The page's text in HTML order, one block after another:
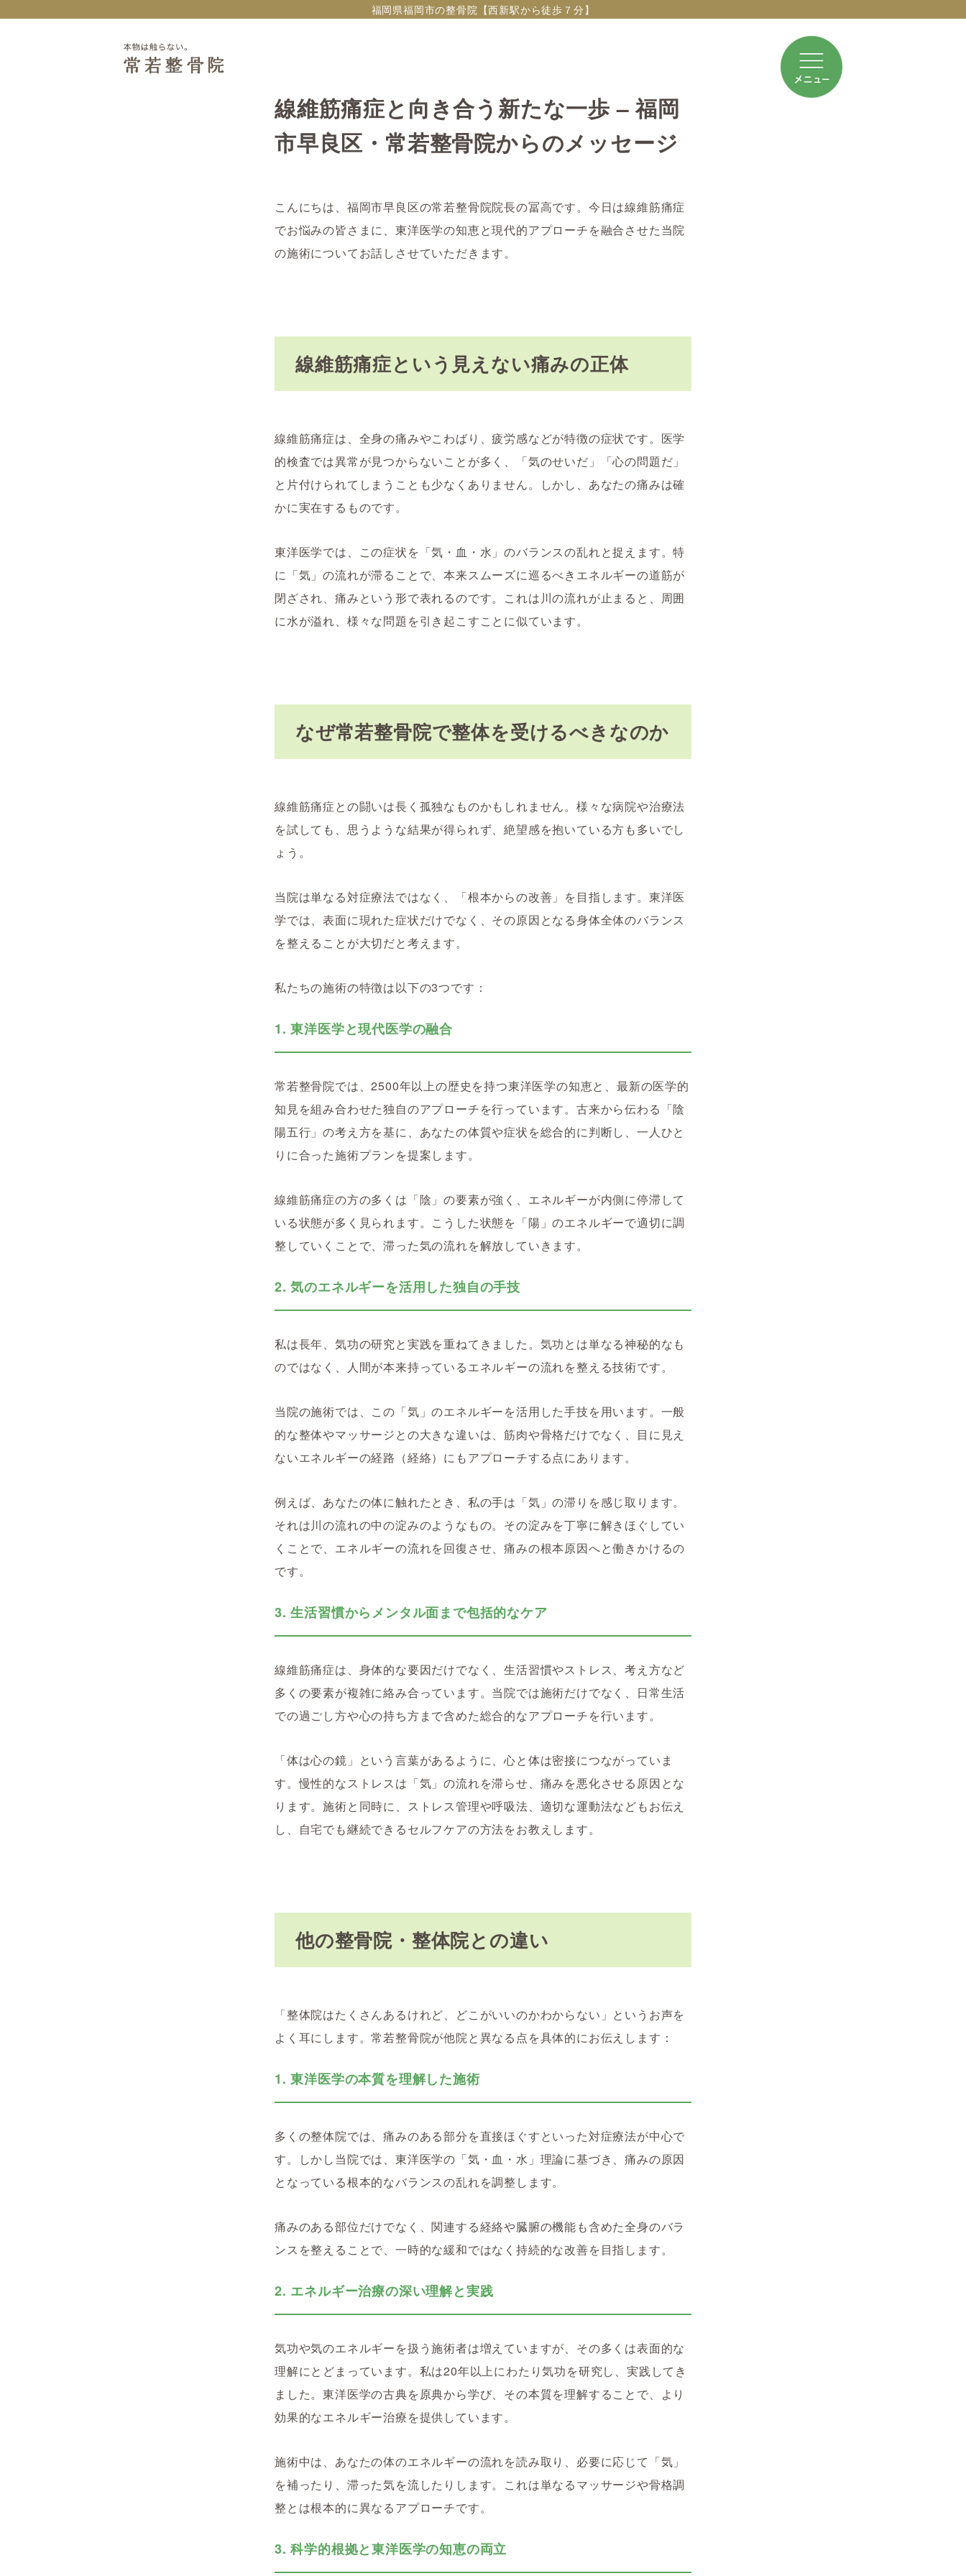
福岡県福岡市の整骨院【西新駅から徒歩７分】
線維筋痛症と向き合う新たな一歩 – 福岡
市早良区・常若整骨院からのメッセージ
こんにちは、福岡市早良区の常若整骨院院長の冨高です。今日は線維筋痛症
でお悩みの皆さまに、東洋医学の知恵と現代的アプローチを融合させた当院
の施術についてお話しさせていただきます。
線維筋痛症という見えない痛みの正体
線維筋痛症は、全身の痛みやこわばり、疲労感などが特徴の症状です。医学
的検査では異常が見つからないことが多く、「気のせいだ」「心の問題だ」
と片付けられてしまうことも少なくありません。しかし、あなたの痛みは確
かに実在するものです。
東洋医学では、この症状を「気・血・水」のバランスの乱れと捉えます。特
に「気」の流れが滞ることで、本来スムーズに巡るべきエネルギーの道筋が
閉ざされ、痛みという形で表れるのです。これは川の流れが止まると、周囲
に水が溢れ、様々な問題を引き起こすことに似ています。
なぜ常若整骨院で整体を受けるべきなのか
線維筋痛症との闘いは長く孤独なものかもしれません。様々な病院や治療法
を試しても、思うような結果が得られず、絶望感を抱いている方も多いでし
ょう。
当院は単なる対症療法ではなく、「根本からの改善」を目指します。東洋医
学では、表面に現れた症状だけでなく、その原因となる身体全体のバランス
を整えることが大切だと考えます。
私たちの施術の特徴は以下の3つです：
1. 東洋医学と現代医学の融合
常若整骨院では、2500年以上の歴史を持つ東洋医学の知恵と、最新の医学的
知見を組み合わせた独自のアプローチを行っています。古来から伝わる「陰
陽五行」の考え方を基に、あなたの体質や症状を総合的に判断し、一人ひと
りに合った施術プランを提案します。
線維筋痛症の方の多くは「陰」の要素が強く、エネルギーが内側に停滞して
いる状態が多く見られます。こうした状態を「陽」のエネルギーで適切に調
整していくことで、滞った気の流れを解放していきます。
2. 気のエネルギーを活用した独自の手技
私は長年、気功の研究と実践を重ねてきました。気功とは単なる神秘的なも
のではなく、人間が本来持っているエネルギーの流れを整える技術です。
当院の施術では、この「気」のエネルギーを活用した手技を用います。一般
的な整体やマッサージとの大きな違いは、筋肉や骨格だけでなく、目に見え
ないエネルギーの経路（経絡）にもアプローチする点にあります。
例えば、あなたの体に触れたとき、私の手は「気」の滞りを感じ取ります。
それは川の流れの中の淀みのようなもの。その淀みを丁寧に解きほぐしてい
くことで、エネルギーの流れを回復させ、痛みの根本原因へと働きかけるの
です。
3. 生活習慣からメンタル面まで包括的なケア
線維筋痛症は、身体的な要因だけでなく、生活習慣やストレス、考え方など
多くの要素が複雑に絡み合っています。当院では施術だけでなく、日常生活
での過ごし方や心の持ち方まで含めた総合的なアプローチを行います。
「体は心の鏡」という言葉があるように、心と体は密接につながっていま
す。慢性的なストレスは「気」の流れを滞らせ、痛みを悪化させる原因とな
ります。施術と同時に、ストレス管理や呼吸法、適切な運動法などもお伝え
し、自宅でも継続できるセルフケアの方法をお教えします。
他の整骨院・整体院との違い
「整体院はたくさんあるけれど、どこがいいのかわからない」というお声を
よく耳にします。常若整骨院が他院と異なる点を具体的にお伝えします：
1. 東洋医学の本質を理解した施術
多くの整体院では、痛みのある部分を直接ほぐすといった対症療法が中心で
す。しかし当院では、東洋医学の「気・血・水」理論に基づき、痛みの原因
となっている根本的なバランスの乱れを調整します。
痛みのある部位だけでなく、関連する経絡や臓腑の機能も含めた全身のバラ
ンスを整えることで、一時的な緩和ではなく持続的な改善を目指します。
2. エネルギー治療の深い理解と実践
気功や気のエネルギーを扱う施術者は増えていますが、その多くは表面的な
理解にとどまっています。私は20年以上にわたり気功を研究し、実践してき
ました。東洋医学の古典を原典から学び、その本質を理解することで、より
効果的なエネルギー治療を提供しています。
施術中は、あなたの体のエネルギーの流れを読み取り、必要に応じて「気」
を補ったり、滞った気を流したりします。これは単なるマッサージや骨格調
整とは根本的に異なるアプローチです。
3. 科学的根拠と東洋医学の知恵の両立